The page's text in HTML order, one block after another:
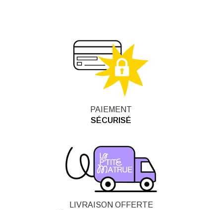
PAIEMENT
SÉCURISÉ
LIVRAISON OFFERTE